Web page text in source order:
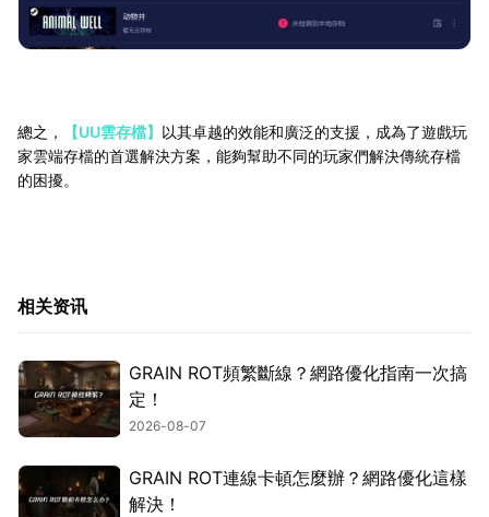
總之， 【UU雲存檔】 以其卓越的效能和廣泛的支援，成為了遊戲玩
家雲端存檔的首選解決方案，能夠幫助不同的玩家們解決傳統存檔
的困擾。
相关资讯
GRAIN ROT頻繁斷線？網路優化指南一次搞
定！
2026-08-07
GRAIN ROT連線卡頓怎麼辦？網路優化這樣
解決！